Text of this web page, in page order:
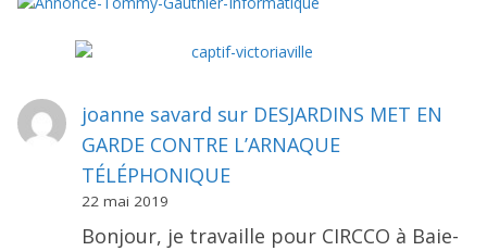
joanne savard sur DESJARDINS MET EN
GARDE CONTRE L’ARNAQUE
TÉLÉPHONIQUE
22 mai 2019
Bonjour, je travaille pour CIRCCO à Baie-